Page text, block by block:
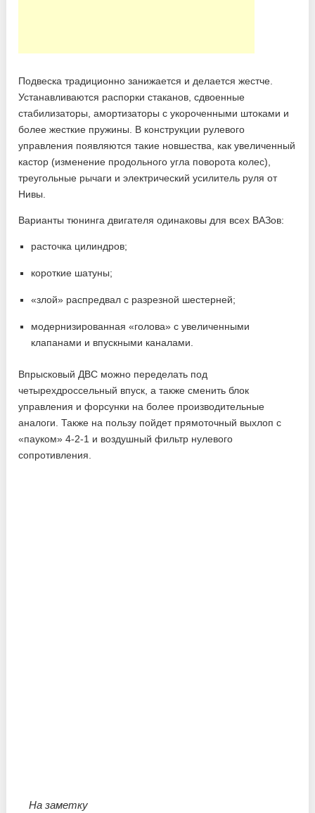
Подвеска традиционно занижается и делается жестче.
Устанавливаются распорки стаканов, сдвоенные
стабилизаторы, амортизаторы с укороченными штоками и
более жесткие пружины. В конструкции рулевого
управления появляются такие новшества, как увеличенный
кастор (изменение продольного угла поворота колес),
треугольные рычаги и электрический усилитель руля от
Нивы.
Варианты тюнинга двигателя одинаковы для всех ВАЗов:
расточка цилиндров;
короткие шатуны;
«злой» распредвал с разрезной шестерней;
модернизированная «голова» с увеличенными
клапанами и впускными каналами.
Впрысковый ДВС можно переделать под
четырехдроссельный впуск, а также сменить блок
управления и форсунки на более производительные
аналоги. Также на пользу пойдет прямоточный выхлоп с
«пауком» 4-2-1 и воздушный фильтр нулевого
сопротивления.
На заметку